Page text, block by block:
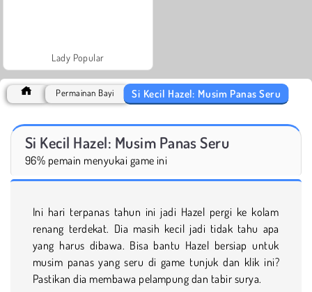
Lady Popular
Permainan Bayi Si Kecil Hazel: Musim Panas Seru
Si Kecil Hazel: Musim Panas Seru
96% pemain menyukai game ini
Ini hari terpanas tahun ini jadi Hazel pergi ke kolam
renang terdekat. Dia masih kecil jadi tidak tahu apa
yang harus dibawa. Bisa bantu Hazel bersiap untuk
musim panas yang seru di game tunjuk dan klik ini?
Pastikan dia membawa pelampung dan tabir surya.